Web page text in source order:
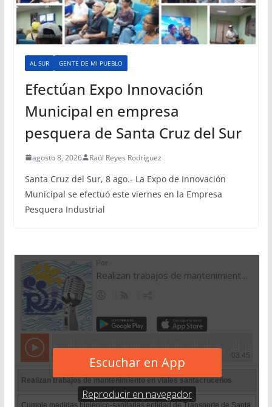
AL SUR GENTE DE MI PUEBLO
Efectúan Expo Innovación
Municipal en empresa
pesquera de Santa Cruz del Sur
agosto 8, 2026 Raúl Reyes Rodríguez
Santa Cruz del Sur, 8 ago.- La Expo de Innovación
Municipal se efectuó este viernes en la Empresa
Pesquera Industrial